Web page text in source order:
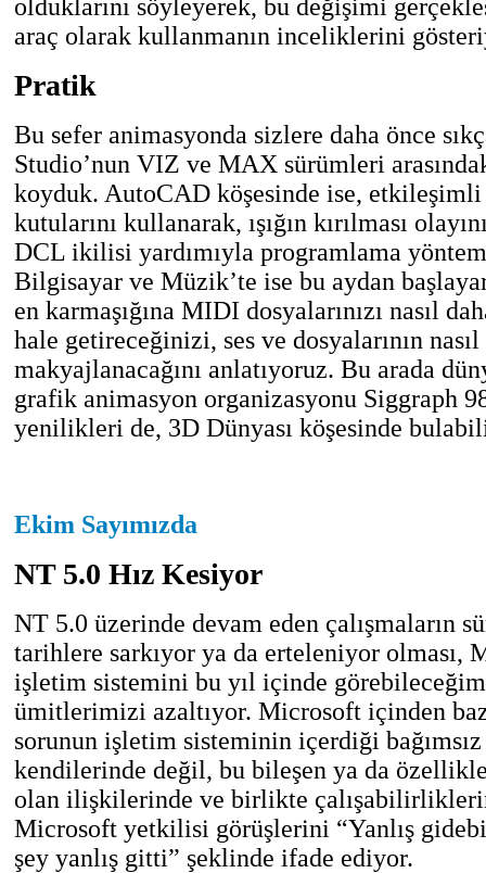
olduklarını söyleyerek, bu değişimi
araç olarak kullanmanın inceliklerini
Pratik
Bu sefer animasyonda sizlere daha önce
Studio’nun VIZ ve MAX sürümleri
koyduk. AutoCAD köşesinde ise,
kutularını kullanarak, ışığın kırılması
DCL ikilisi yardımıyla programlama
Bilgisayar ve Müzik’te ise bu aydan
en karmaşığına MIDI dosyalarınızı nasıl
hale getireceğinizi, ses ve dosyalarının nasıl
makyajlanacağını anlatıyoruz. Bu arada
grafik animasyon organizasyonu Siggraph
yenilikleri de, 3D Dünyası köşesinde
Ekim Sayımızda
NT 5.0 Hız Kesiyor
NT 5.0 üzerinde devam eden çalışmaların
tarihlere sarkıyor ya da erteleniyor olması,
işletim sistemini bu yıl içinde
ümitlerimizi azaltıyor. Microsoft içinden
sorunun işletim sisteminin içerdiği
kendilerinde değil, bu bileşen ya da
olan ilişkilerinde ve birlikte
Microsoft yetkilisi görüşlerini “Yanlış
şey yanlış gitti” şeklinde ifade ediyor.